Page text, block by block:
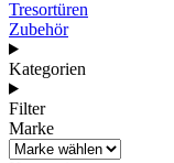
Tresortüren
Zubehör
Kategorien
Filter
Marke